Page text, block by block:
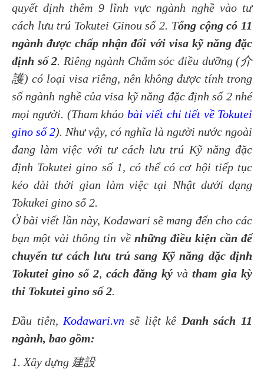
quyết định thêm 9 lĩnh vực ngành nghề vào tư
cách lưu trú Tokutei Ginou số 2. Tổng cộng có 11
ngành được chấp nhận đối với visa kỹ năng đặc
định số 2. Riêng ngành Chăm sóc điều dưỡng (介
護) có loại visa riêng, nên không được tính trong
số ngành nghề của visa kỹ năng đặc định số 2 nhé
mọi người. (Tham khảo bài viết chi tiết về Tokutei
gino số 2). Như vậy, có nghĩa là người nước ngoài
đang làm việc với tư cách lưu trú Kỹ năng đặc
định Tokutei gino số 1, có thể có cơ hội tiếp tục
kéo dài thời gian làm việc tại Nhật dưới dạng
Tokukei gino số 2.
Ở bài viết lần này, Kodawari sẽ mang đến cho các
bạn một vài thông tin về những điều kiện cần để
chuyển tư cách lưu trú sang Kỹ năng đặc định
Tokutei gino số 2, cách đăng ký và tham gia kỳ
thi Tokutei gino số 2.
Đầu tiên, Kodawari.vn sẽ liệt kê Danh sách 11
ngành, bao gồm:
1. Xây dựng 建設